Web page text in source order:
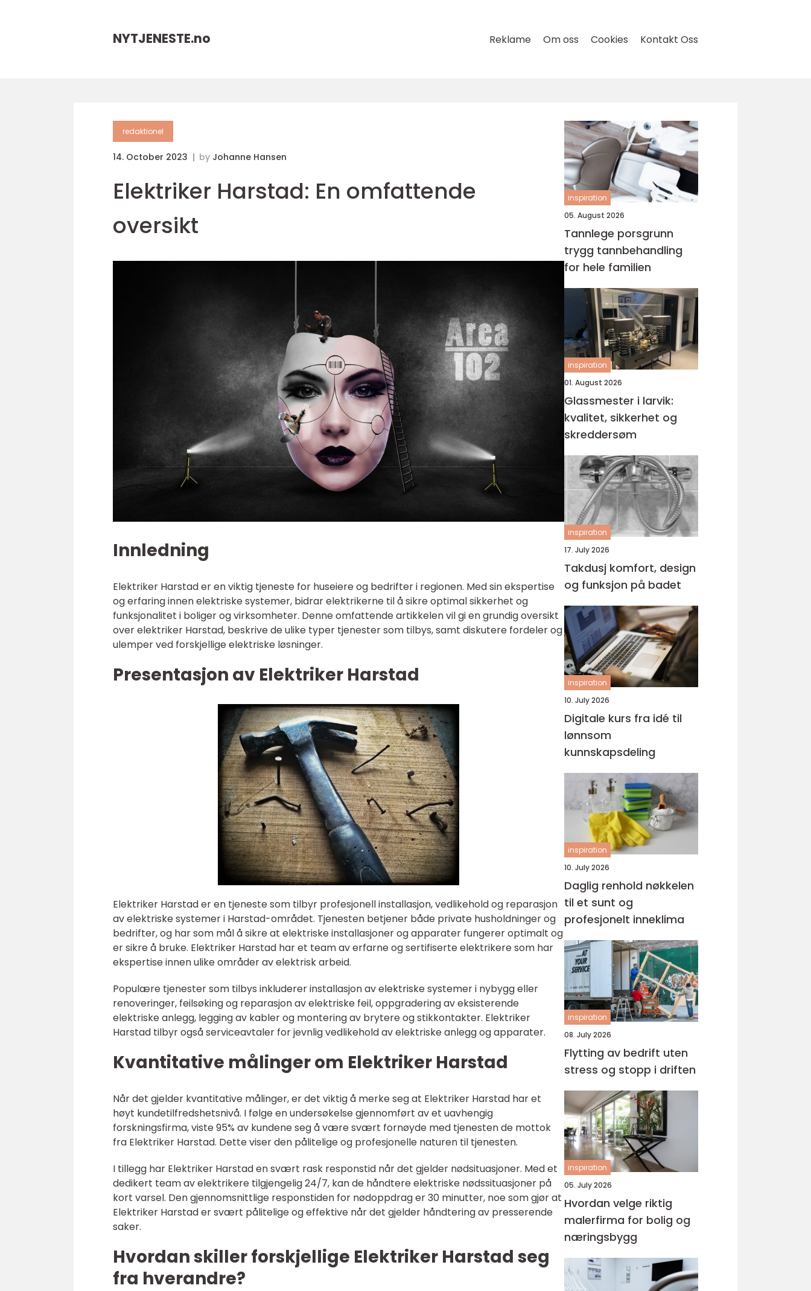
NYTJENESTE.no Reklame Om oss Cookies Kontakt Oss
redaktionel
14. October 2023 by Johanne Hansen
Elektriker Harstad: En omfattende
oversikt
Innledning
Elektriker Harstad er en viktig tjeneste for huseiere og bedrifter i regionen. Med sin ekspertise
og erfaring innen elektriske systemer, bidrar elektrikerne til å sikre optimal sikkerhet og
funksjonalitet i boliger og virksomheter. Denne omfattende artikkelen vil gi en grundig oversikt
over elektriker Harstad, beskrive de ulike typer tjenester som tilbys, samt diskutere fordeler og
ulemper ved forskjellige elektriske løsninger.
Presentasjon av Elektriker Harstad
Elektriker Harstad er en tjeneste som tilbyr profesjonell installasjon, vedlikehold og reparasjon
av elektriske systemer i Harstad-området. Tjenesten betjener både private husholdninger og
bedrifter, og har som mål å sikre at elektriske installasjoner og apparater fungerer optimalt og
er sikre å bruke. Elektriker Harstad har et team av erfarne og sertifiserte elektrikere som har
ekspertise innen ulike områder av elektrisk arbeid.
Populære tjenester som tilbys inkluderer installasjon av elektriske systemer i nybygg eller
renoveringer, feilsøking og reparasjon av elektriske feil, oppgradering av eksisterende
elektriske anlegg, legging av kabler og montering av brytere og stikkontakter. Elektriker
Harstad tilbyr også serviceavtaler for jevnlig vedlikehold av elektriske anlegg og apparater.
Kvantitative målinger om Elektriker Harstad
Når det gjelder kvantitative målinger, er det viktig å merke seg at Elektriker Harstad har et
høyt kundetilfredshetsnivå. I følge en undersøkelse gjennomført av et uavhengig
forskningsfirma, viste 95% av kundene seg å være svært fornøyde med tjenesten de mottok
fra Elektriker Harstad. Dette viser den pålitelige og profesjonelle naturen til tjenesten.
I tillegg har Elektriker Harstad en svært rask responstid når det gjelder nødsituasjoner. Med et
dedikert team av elektrikere tilgjengelig 24/7, kan de håndtere elektriske nødssituasjoner på
kort varsel. Den gjennomsnittlige responstiden for nødoppdrag er 30 minutter, noe som gjør at
Elektriker Harstad er svært pålitelige og effektive når det gjelder håndtering av presserende
saker.
Hvordan skiller forskjellige Elektriker Harstad seg
fra hverandre?
inspiration
05. August 2026
Tannlege porsgrunn
trygg tannbehandling
for hele familien
inspiration
01. August 2026
Glassmester i larvik:
kvalitet, sikkerhet og
skreddersøm
inspiration
17. July 2026
Takdusj komfort, design
og funksjon på badet
inspiration
10. July 2026
Digitale kurs fra idé til
lønnsom
kunnskapsdeling
inspiration
10. July 2026
Daglig renhold nøkkelen
til et sunt og
profesjonelt inneklima
inspiration
08. July 2026
Flytting av bedrift uten
stress og stopp i driften
inspiration
05. July 2026
Hvordan velge riktig
malerfirma for bolig og
næringsbygg